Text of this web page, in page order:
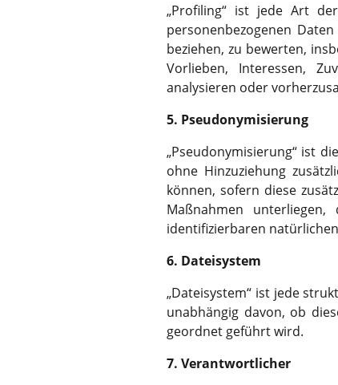
„Profiling“ ist jede Art
personenbezogenen
beziehen, zu bewerten,
Vorlieben, Interessen,
analysieren oder
5. Pseudonymisierung
„Pseudonymisierung“ ist
ohne Hinzuziehung
können, sofern diese
Maßnahmen
identifizierbaren
6. Dateisystem
„Dateisystem“ ist jede
unabhängig davon, ob
geordnet geführt wird.
7. Verantwortlicher